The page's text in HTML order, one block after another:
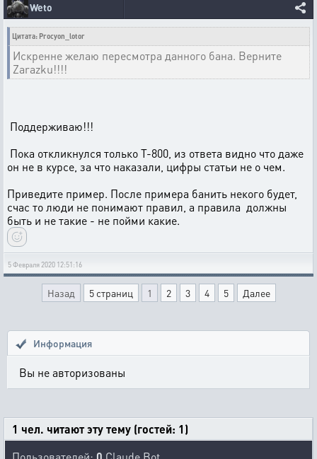
Weto
Цитата: Procyon_lotor
Искренне желаю пересмотра данного бана. Верните
Zarazku!!!!
Поддерживаю!!!
Пока откликнулся только Т-800, из ответа видно что даже
он не в курсе, за что наказали, цифры статьи не о чем.
Приведите пример. После примера банить некого будет,
счас то люди не понимают правил, а правила должны
быть и не такие - не пойми какие.
5 Февраля 2020 12:51:16
Назад 5 страниц 1 2 3 4 5 Далее
Информация
Вы не авторизованы
1 чел. читают эту тему (гостей: 1)